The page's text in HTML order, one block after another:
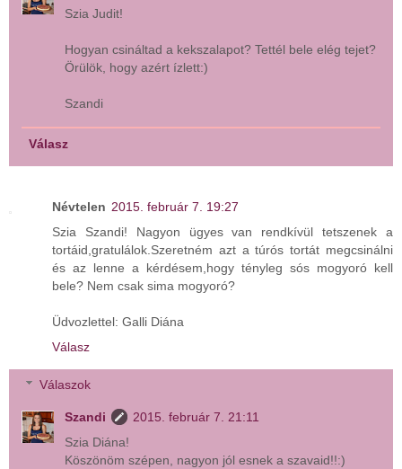
Szia Judit!
Hogyan csináltad a kekszalapot? Tettél bele elég tejet?
Örülök, hogy azért ízlett:)
Szandi
Válasz
Névtelen 2015. február 7. 19:27
Szia Szandi! Nagyon ügyes van rendkívül tetszenek a
tortáid,gratulálok.Szeretném azt a túrós tortát megcsinálni
és az lenne a kérdésem,hogy tényleg sós mogyoró kell
bele? Nem csak sima mogyoró?
Üdvozlettel: Galli Diána
Válasz
Válaszok
Szandi
2015. február 7. 21:11
Szia Diána!
Köszönöm szépen, nagyon jól esnek a szavaid!!:)